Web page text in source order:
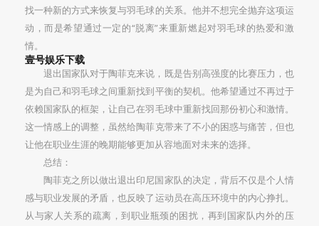
找一种新的方式来恢复与羽毛球的关系。他并不想完全抛弃这项运
动，而是希望通过一定的“脱离”来重新燃起对羽毛球的热爱和激
情。
壹号娱乐下载
退出国家队对于陶菲克来说，既是告别高强度的比赛压力，也
是为自己和羽毛球之间重新找到平衡的契机。他希望通过不再过于
依赖国家队的框架，让自己在羽毛球中重新找回那份初心和激情。
这一情感上的调整，虽然给陶菲克带来了不小的困惑与痛苦，但也
让他在职业生涯的晚期能够更加从容地面对未来的选择。
总结：
陶菲克之所以做出退出印尼国家队的决定，背后不仅是个人情
感与职业发展的矛盾，也反映了运动员在高压环境中的内心挣扎。
从与家人关系的疏离，到职业瓶颈的困扰，再到国家队内外的压